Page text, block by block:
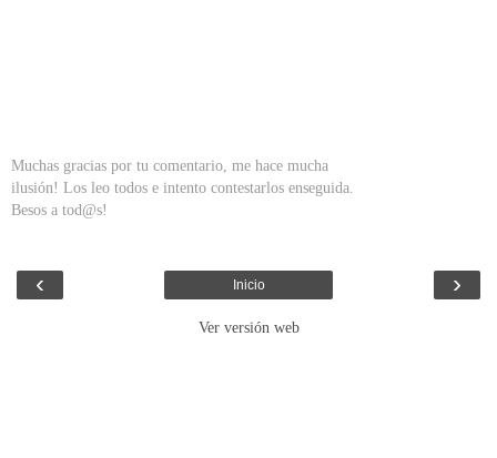
Muchas gracias por tu comentario, me hace mucha
ilusión! Los leo todos e intento contestarlos enseguida.
Besos a tod@s!
‹ ›
Inicio
Ver versión web